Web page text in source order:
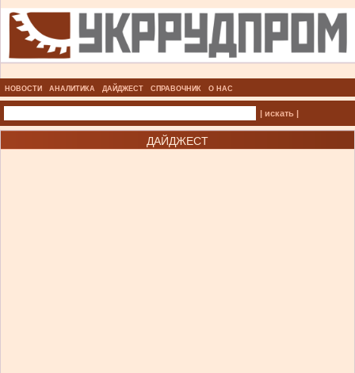
НОВОСТИ АНАЛИТИКА ДАЙДЖЕСТ СПРАВОЧНИК О НАС
| искать |
ДАЙДЖЕСТ